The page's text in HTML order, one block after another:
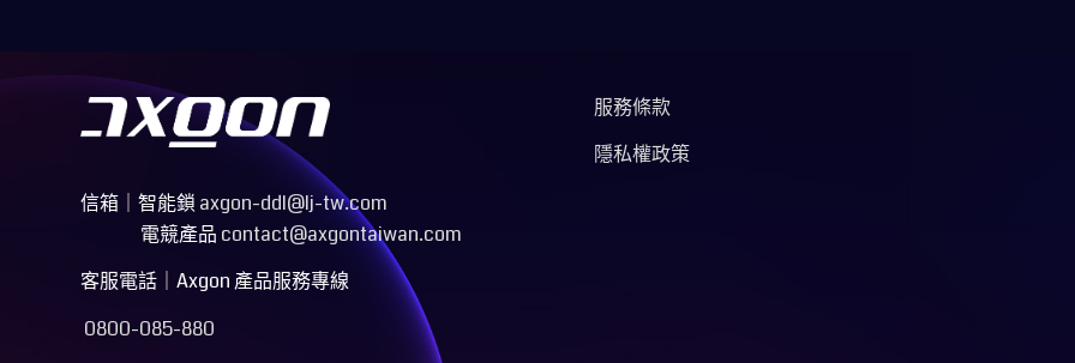
信箱 智能鎖 axgon-ddl@lj-tw.com
電競產品 contact@axgontaiwan.com
客服電話｜Axgon 產品服務專線
0800-085-880
服務條款
隱私權政策